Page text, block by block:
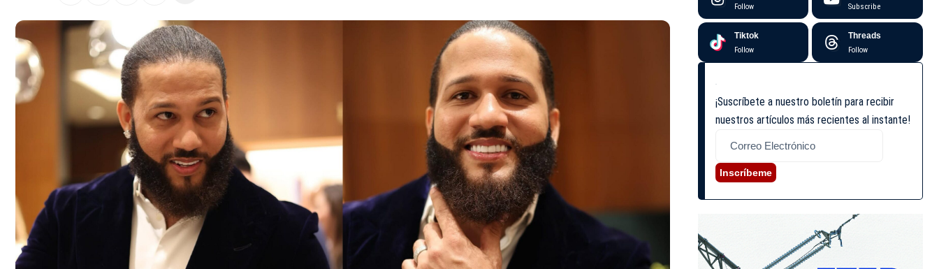
Follow Subscribe
Tiktok
Follow
Threads
Follow
¡Suscríbete a nuestro boletín para recibir
nuestros artículos más recientes al instante!
Inscríbeme